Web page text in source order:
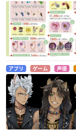
アプリ ゲーム 声優